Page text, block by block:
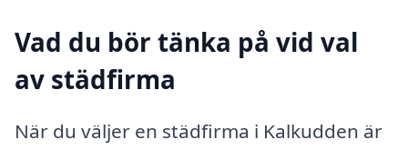
Vad du bör tänka på vid val
av städfirma
När du väljer en städfirma i Kalkudden är